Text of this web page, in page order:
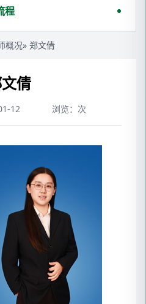
程
概况» 郑文倩
倩
12 浏览： 次